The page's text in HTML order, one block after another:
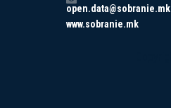
open.data@sobranie.mk
www.sobranie.mk